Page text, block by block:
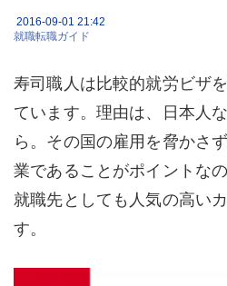
2016-09-01 21:42
就職転職ガイド
寿司職人は比較的就労ビザ
ています。理由は、日本人
ら。その国の雇用を脅かさ
業であることがポイントな
就職先としても人気の高い
す。